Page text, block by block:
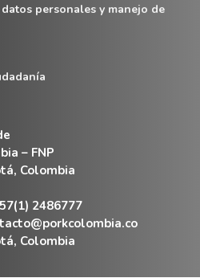
personales y manejo de
– FNP
Colombia
2486777
Colombia